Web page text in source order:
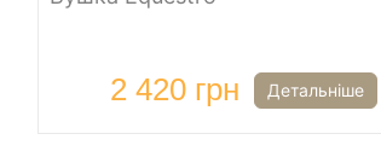
2 420 грн Детальніше